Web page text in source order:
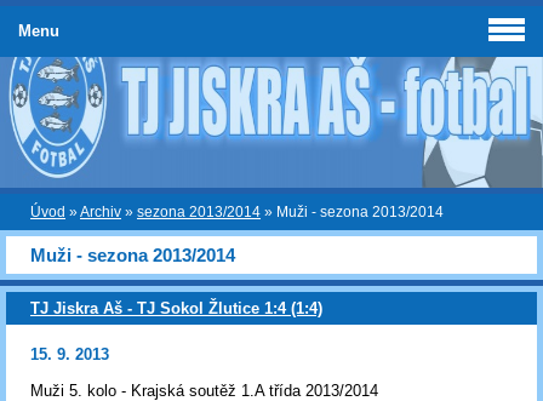
Úvod »Archiv » sezona 2013/2014 » Muži - sezona 2013/2014
Muži - sezona 2013/2014
TJ Jiskra Aš - TJ Sokol Žlutice 1:4 (1:4)
15. 9. 2013
Muži 5. kolo - Krajská soutěž 1.A třída 2013/2014
Menu